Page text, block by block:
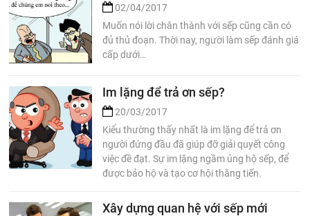
02/04/2017
Muốn nói lời chân thành với sếp cũng cần có
đủ thủ đoạn. Thời nay, người làm sếp đánh giá
cấp dưới…
Im lặng để trả ơn sếp?
20/03/2017
Kiểu thường thấy nhất là im lặng để trả ơn
người đứng đầu đã giúp đỡ giải quyết công
việc đề đạt. Sự im lặng ngầm ủng hộ sếp, để
được bảo hộ và tạo cơ hội thăng tiến.
Xây dựng quan hệ với sếp mới